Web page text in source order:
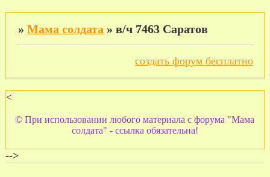
» Мама солдата » в/ч 7463 Саратов
создать форум бесплатно
<
© При использовании любого материала с форума "Мама
солдата" - ссылка обязательна!
-->